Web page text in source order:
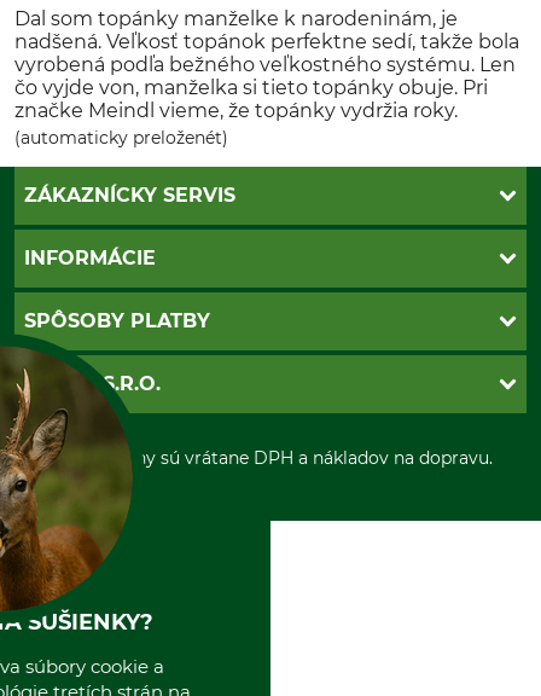
Dal som topánky manželke k narodeninám, je
nadšená. Veľkosť topánok perfektne sedí, takže bola
vyrobená podľa bežného veľkostného systému. Len
čo vyjde von, manželka si tieto topánky obuje. Pri
značke Meindl vieme, že topánky vydržia roky.
(automaticky preloženét)
ZÁKAZNÍCKY SERVIS
Kontakt
Newsletter
Nastavenia súborov cookie
INFORMÁCIE
Povinné údaje
Obchodné podmienky
Ochrana osobnych udajov
Otváracie hodiny
Zrušenie objednávky
SPÔSOBY PLATBY
Dobierka
Platba vopred
Sepa-inkaso
Osobný odber
GRUBE S.R.O.
O nás
Predajňa
Kolektív GRUBE
Naše pobočky v Európe
*Všetky ceny sú vrátane DPH a nákladov na dopravu.
SUŠIENKY?
súbory cookie a